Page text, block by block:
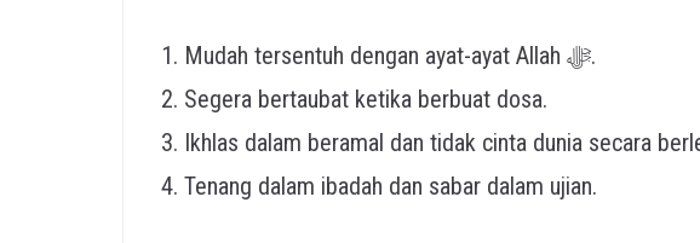
Mudah tersentuh dengan ayat-ayat Allah ﷻ.
Segera bertaubat ketika berbuat dosa.
Ikhlas dalam beramal dan tidak cinta dunia secara
Tenang dalam ibadah dan sabar dalam ujian.